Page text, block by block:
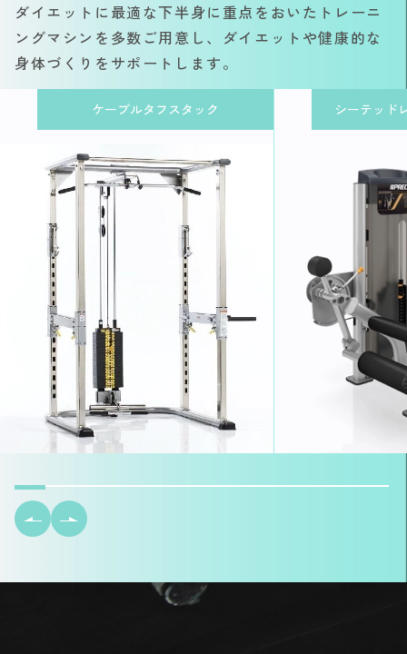
ダイエットに最適な下半身に重点をおいたトレーニ
ングマシンを多数ご用意し、ダイエットや健康的な
身体づくりをサポートします。
ケーブルタフスタック シーテッド